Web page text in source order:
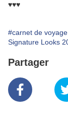
♥♥♥
#carnet de voyage
Signature Looks
Partager